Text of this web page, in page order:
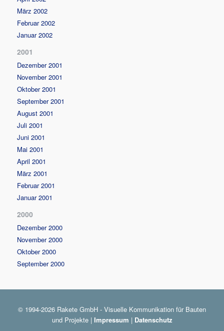
März 2002
Februar 2002
Januar 2002
2001
Dezember 2001
November 2001
Oktober 2001
September 2001
August 2001
Juli 2001
Juni 2001
Mai 2001
April 2001
März 2001
Februar 2001
Januar 2001
2000
Dezember 2000
November 2000
Oktober 2000
September 2000
© 1994-2026 Rakete GmbH - Visuelle Kommunikation für Bauten
und Projekte | Impressum | Datenschutz